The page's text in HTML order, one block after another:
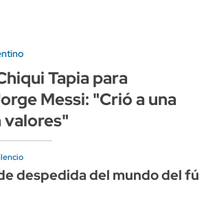
Tapia para
Messi: "Crió a una
valores"
despedida del mundo del